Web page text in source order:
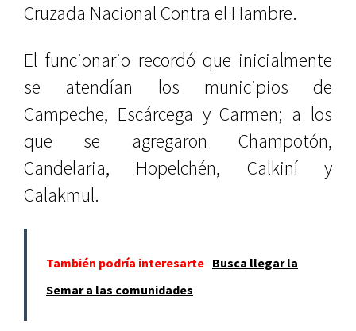
Cruzada Nacional Contra el Hambre.
El funcionario recordó que inicialmente
se atendían los municipios de
Campeche, Escárcega y Carmen; a los
que se agregaron Champotón,
Candelaria, Hopelchén, Calkiní y
Calakmul.
También podría interesarte Busca llegar la
Semar a las comunidades